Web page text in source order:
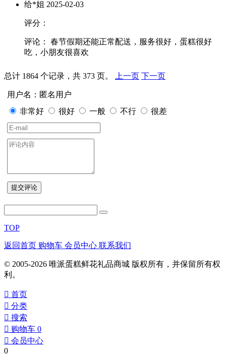
给*姐 2025-02-03
评分：
评论： 春节假期还能正常配送，服务很好，蛋糕很好
吃，小朋友很喜欢
总计 1864 个记录，共 373 页。 上一页 下一页
用户名：匿名用户
非常好
很好 一般 不行 很差
TOP
返回首页 购物车 会员中心 联系我们
© 2005-2026 唯派蛋糕鲜花礼品商城 版权所有，并保留所有权
利。
󰀁 首页
󰀂 分类
󰀃 搜索
󰀄 购物车 0
󰀅 会员中心
0